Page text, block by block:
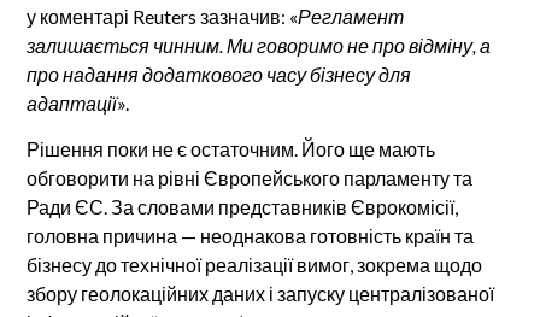
у коментарі Reuters зазначив: «Регламент
залишається чинним. Ми говоримо не про відміну, а
про надання додаткового часу бізнесу для
адаптації».
Рішення поки не є остаточним. Його ще мають
обговорити на рівні Європейського парламенту та
Ради ЄС. За словами представників Єврокомісії,
головна причина — неоднакова готовність країн та
бізнесу до технічної реалізації вимог, зокрема щодо
збору геолокаційних даних і запуску централізованої